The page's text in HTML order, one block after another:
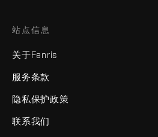
站点信息
关于Fenris
服务条款
隐私保护政策
联系我们